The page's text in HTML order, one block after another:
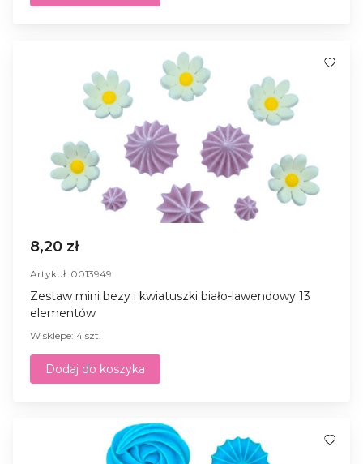
8,20 zł
Artykuł: 0013949
Zestaw mini bezy i kwiatuszki biało-lawendowy 13
elementów
W sklepe: 4 szt.
Dodaj do koszyka